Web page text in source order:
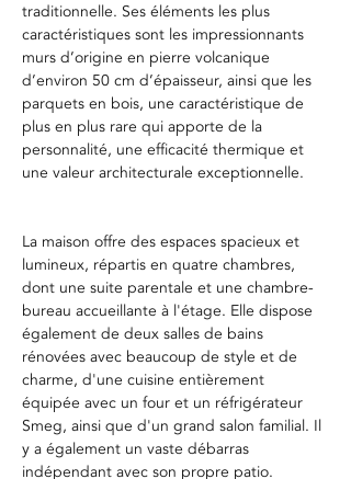
traditionnelle. Ses éléments les plus
caractéristiques sont les impressionnants
murs d’origine en pierre volcanique
d’environ 50 cm d’épaisseur, ainsi que les
parquets en bois, une caractéristique de
plus en plus rare qui apporte de la
personnalité, une efficacité thermique et
une valeur architecturale exceptionnelle.
La maison offre des espaces spacieux et
lumineux, répartis en quatre chambres,
dont une suite parentale et une chambre-
bureau accueillante à l'étage. Elle dispose
également de deux salles de bains
rénovées avec beaucoup de style et de
charme, d'une cuisine entièrement
équipée avec un four et un réfrigérateur
Smeg, ainsi que d'un grand salon familial. Il
y a également un vaste débarras
indépendant avec son propre patio.